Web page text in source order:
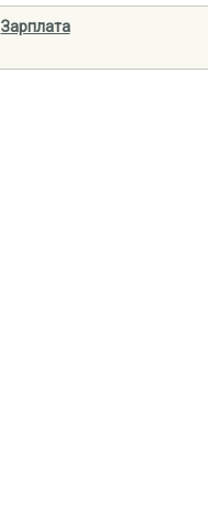
Зарплата